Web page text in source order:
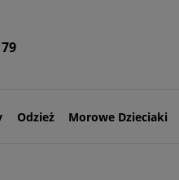
Odzież Morowe Dzieciaki